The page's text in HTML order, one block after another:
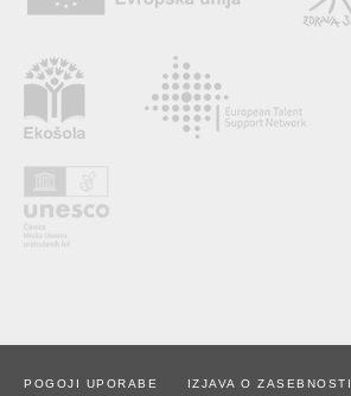
POGOJI UPORABE IZJAVA O ZASEBNOSTI